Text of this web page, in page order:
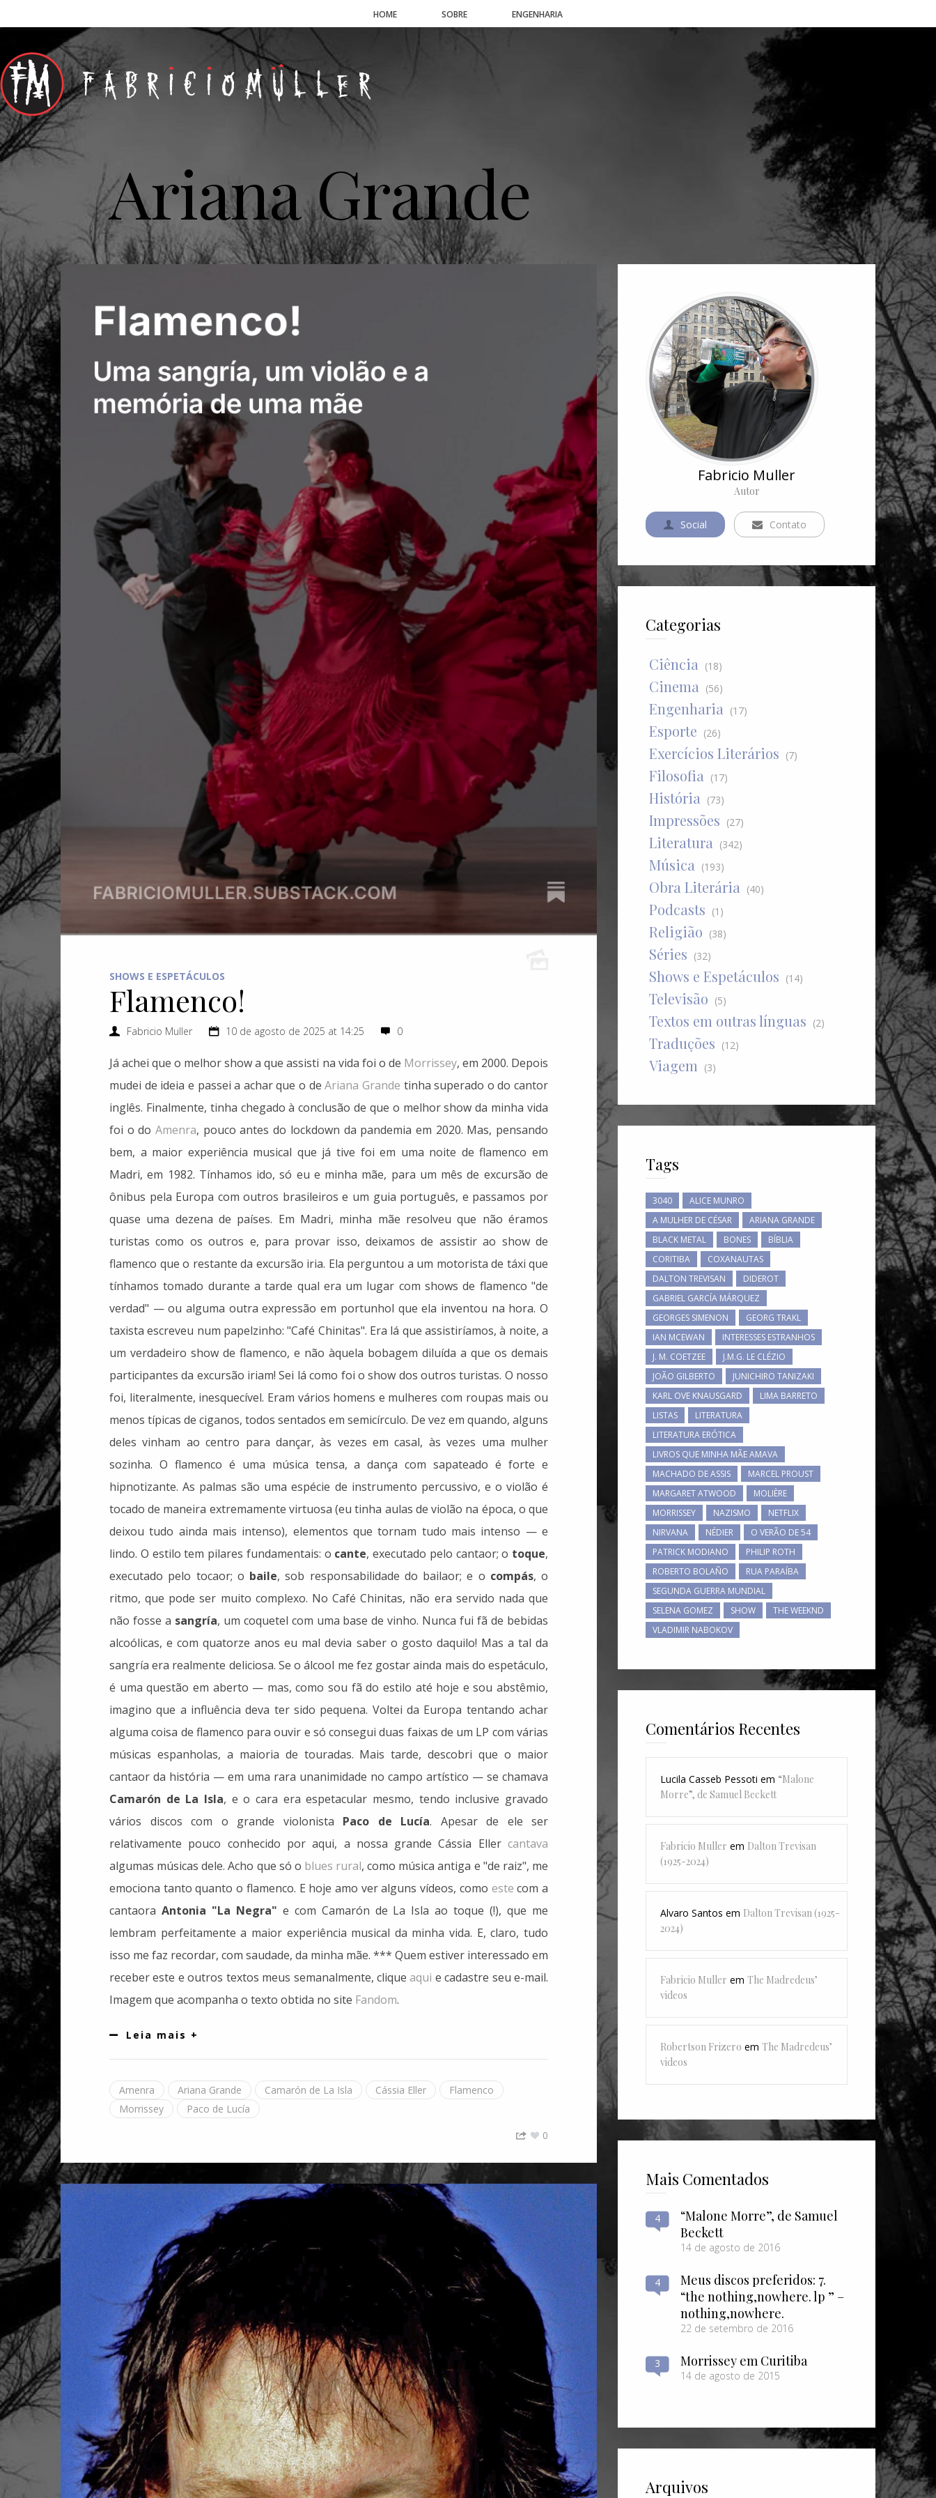
HOME SOBRE ENGENHARIA
Ariana Grande
SHOWS E ESPETÁCULOS
Flamenco!
Fabricio Muller 10 de agosto de 2025 at 14:25 0
Já achei que o melhor show a que assisti na vida foi o de Morrissey, em 2000. Depois
mudei de ideia e passei a achar que o deAriana Grande tinha superado o do cantor
inglês. Finalmente, tinha chegado à conclusão de que o melhor show da minha vida
foi o doAmenra, pouco antes do lockdown da pandemia em 2020. Mas, pensando
bem, a maior experiência musical que já tive foi em uma noite de flamenco em
Madri, em 1982. Tínhamos ido, só eu e minha mãe, para um mês de excursão de
ônibus pela Europa com outros brasileiros e um guia português, e passamos por
quase uma dezena de países. Em Madri, minha mãe resolveu que não éramos
turistas como os outros e, para provar isso, deixamos de assistir ao show de
flamenco que o restante da excursão iria. Ela perguntou a um motorista de táxi que
tínhamos tomado durante a tarde qual era um lugar com shows de flamenco "de
verdad" — ou alguma outra expressão em portunhol que ela inventou na hora. O
taxista escreveu num papelzinho: "Café Chinitas". Era lá que assistiríamos, à noite, a
um verdadeiro show de flamenco, e não àquela bobagem diluída a que os demais
participantes da excursão iriam! Sei lá como foi o show dos outros turistas. O nosso
foi, literalmente, inesquecível. Eram vários homens e mulheres com roupas mais ou
menos típicas de ciganos, todos sentados em semicírculo. De vez em quando, alguns
deles vinham ao centro para dançar, às vezes em casal, às vezes uma mulher
sozinha. O flamenco é uma música tensa, a dança com sapateado é forte e
hipnotizante. As palmas são uma espécie de instrumento percussivo, e o violão é
tocado de maneira extremamente virtuosa (eu tinha aulas de violão na época, o que
deixou tudo ainda mais intenso), elementos que tornam tudo mais intenso — e
lindo. O estilo tem pilares fundamentais: o cante, executado pelo cantaor; o toque,
executado pelo tocaor; o baile, sob responsabilidade do bailaor; e o compás, o
ritmo, que pode ser muito complexo. No Café Chinitas, não era servido nada que
não fosse a sangría, um coquetel com uma base de vinho. Nunca fui fã de bebidas
alcoólicas, e com quatorze anos eu mal devia saber o gosto daquilo! Mas a tal da
sangría era realmente deliciosa. Se o álcool me fez gostar ainda mais do espetáculo,
é uma questão em aberto — mas, como sou fã do estilo até hoje e sou abstêmio,
imagino que a influência deva ter sido pequena. Voltei da Europa tentando achar
alguma coisa de flamenco para ouvir e só consegui duas faixas de um LP com várias
músicas espanholas, a maioria de touradas. Mais tarde, descobri que o maior
cantaor da história — em uma rara unanimidade no campo artístico — se chamava
Camarón de La Isla, e o cara era espetacular mesmo, tendo inclusive gravado
vários discos com o grande violonista Paco de Lucía. Apesar de ele ser
relativamente pouco conhecido por aqui, a nossa grande Cássia Eller cantava
algumas músicas dele. Acho que só o blues rural, como música antiga e "de raiz", me
emociona tanto quanto o flamenco. E hoje amo ver alguns vídeos, como este com a
cantaora Antonia "La Negra" e com Camarón de La Isla ao toque (!), que me
lembram perfeitamente a maior experiência musical da minha vida. E, claro, tudo
isso me faz recordar, com saudade, da minha mãe. *** Quem estiver interessado em
receber este e outros textos meus semanalmente, cliqueaqui e cadastre seu e-mail.
Imagem que acompanha o texto obtida no site Fandom.
Leia mais +
Amenra Ariana Grande Camarón de La Isla Cássia Eller
Flamenco
Morrissey
Paco de Lucía
0
Fabricio Muller
Autor
Social Contato
Categorias
Ciência (18)
Cinema (56)
Engenharia (17)
Esporte (26)
Exercícios Literários (7)
Filosofia (17)
História (73)
Impressões (27)
Literatura (342)
Música (193)
Obra Literária (40)
Podcasts (1)
Religião (38)
Séries (32)
Shows e Espetáculos (14)
Televisão (5)
Textos em outras línguas (2)
Traduções (12)
Viagem (3)
Tags
3040
ALICE MUNRO
A MULHER DE CÉSAR
ARIANA GRANDE
BLACK METAL
BONES
BÍBLIA
CORITIBA
COXANAUTAS
DALTON TREVISAN
DIDEROT
GABRIEL GARCÍA MÁRQUEZ
GEORGES SIMENON
GEORG TRAKL
IAN MCEWAN
INTERESSES ESTRANHOS
J. M. COETZEE
J.M.G. LE CLÉZIO
JOÃO GILBERTO
JUNICHIRO TANIZAKI
KARL OVE KNAUSGARD
LIMA BARRETO
LISTAS
LITERATURA
LITERATURA ERÓTICA
LIVROS QUE MINHA MÃE AMAVA
MACHADO DE ASSIS
MARCEL PROUST
MARGARET ATWOOD
MOLIÈRE
MORRISSEY
NAZISMO
NETFLIX
NIRVANA
NÉDIER
O VERÃO DE 54
PATRICK MODIANO
PHILIP ROTH
ROBERTO BOLAÑO
RUA PARAÍBA
SEGUNDA GUERRA MUNDIAL
SELENA GOMEZ
SHOW
THE WEEKND
VLADIMIR NABOKOV
Comentários Recentes
Lucila Casseb Pessoti em “Malone
Morre”, de Samuel Beckett
Fabricio Muller em Dalton Trevisan
(1925-2024)
Alvaro Santos em Dalton Trevisan (1925-
2024)
Fabricio Muller em The Madredeus’
videos
Robertson Frizero em The Madredeus’
videos
Mais Comentados
4
“Malone Morre”, de Samuel
Beckett
14 de agosto de 2016
4
Meus discos preferidos: 7.
“the nothing​,​nowhere. lp ” –
nothing​,​nowhere.
22 de setembro de 2016
3 Morrissey em Curitiba
14 de agosto de 2015
Arquivos